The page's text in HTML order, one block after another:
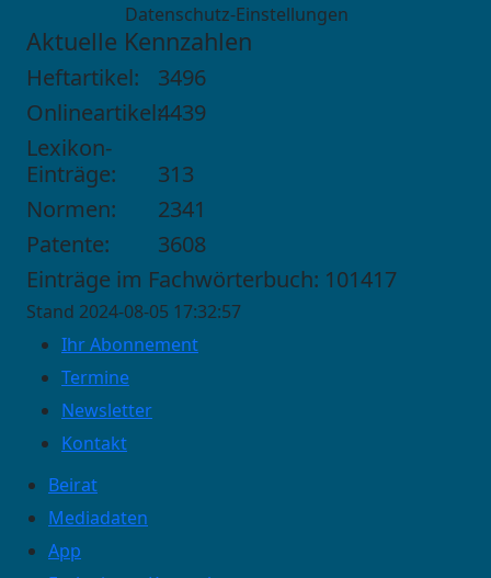
Datenschutz-Einstellungen
Aktuelle Kennzahlen
Heftartikel:
3496
Onlineartikel:4439
Lexikon-
Einträge:
313
Normen:
2341
Patente:
3608
Einträge im Fachwörterbuch: 101417
Stand 2024-08-05 17:32:57
Ihr Abonnement
Termine
Newsletter
Kontakt
Beirat
Mediadaten
App